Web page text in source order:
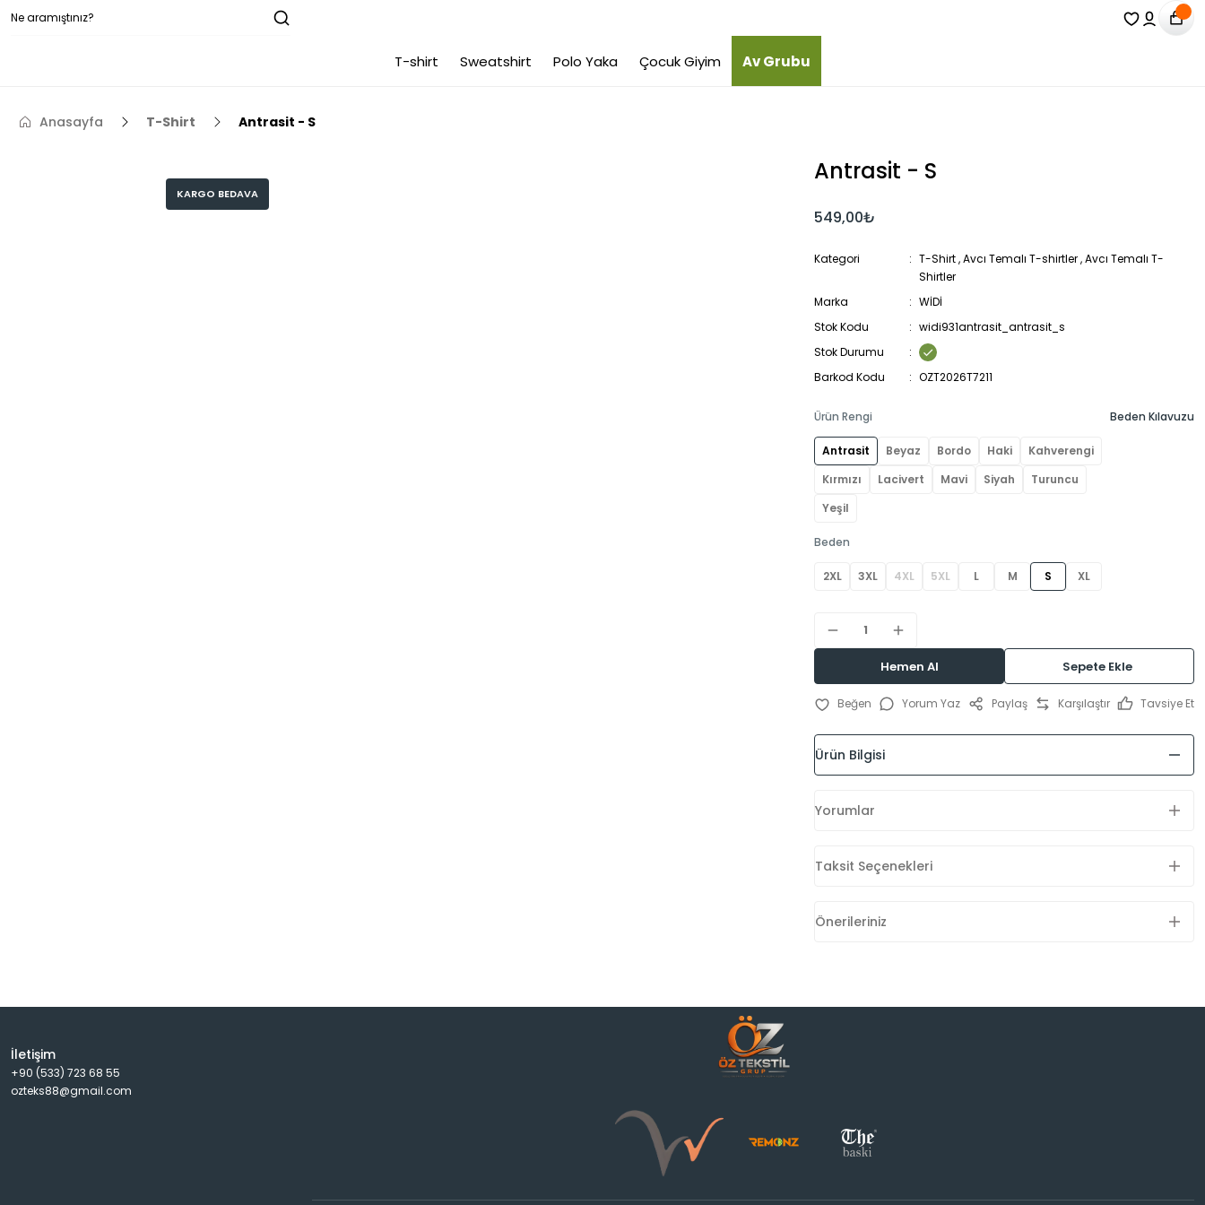
T-shirt Sweatshirt Polo Yaka Çocuk Giyim Av Grubu
Anasayfa T-Shirt Antrasit - S
KARGO BEDAVA
Antrasit - S
549,00₺
Kategori T-Shirt,Avcı Temalı T-shirtler,Avcı Temalı T-
Shirtler
Marka
WİDİ
Stok Kodu
widi931antrasit_antrasit_s
Stok Durumu
Barkod Kodu
OZT2026T7211
Ürün Rengi
Antrasit Beyaz Bordo Haki
Kahverengi
Kırmızı
Lacivert Mavi Siyah
Turuncu
Yeşil
Beden
2XL 3XL 4XL 5XL L M S XL
Beden Kılavuzu
Hemen Al Sepete Ekle
Yorum Yaz Paylaş Karşılaştır Tavsiye Et
Ürün Bilgisi
Yorumlar
Taksit Seçenekleri
Önerileriniz
İletişim
+90 (533) 723 68 55
ozteks88@gmail.com